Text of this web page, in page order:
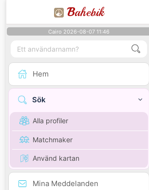
Bahebik
Cairo 2026-08-07 11:46
Hem
Sök
Alla profiler
Matchmaker
Använd kartan
Mina Meddelanden